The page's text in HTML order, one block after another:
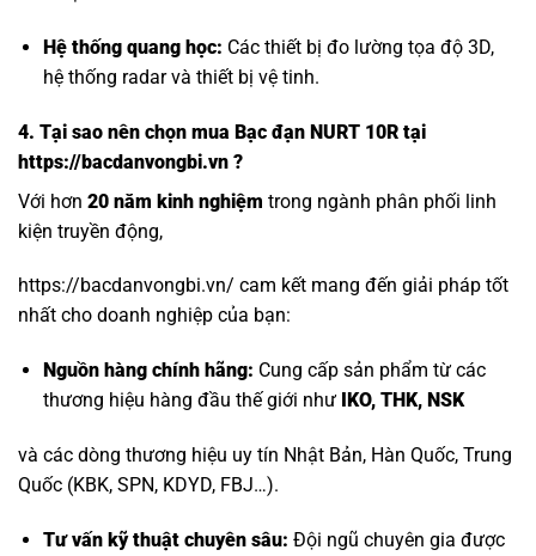
Hệ thống quang học: Các thiết bị đo lường tọa độ 3D,
hệ thống radar và thiết bị vệ tinh.
4. Tại sao nên chọn mua Bạc đạn NURT 10R tại
https://bacdanvongbi.vn ?
Với hơn 20 năm kinh nghiệm trong ngành phân phối linh
kiện truyền động,
https://bacdanvongbi.vn/ cam kết mang đến giải pháp tốt
nhất cho doanh nghiệp của bạn:
Nguồn hàng chính hãng: Cung cấp sản phẩm từ các
thương hiệu hàng đầu thế giới như IKO, THK, NSK
và các dòng thương hiệu uy tín Nhật Bản, Hàn Quốc, Trung
Quốc (KBK, SPN, KDYD, FBJ…).
Tư vấn kỹ thuật chuyên sâu: Đội ngũ chuyên gia được